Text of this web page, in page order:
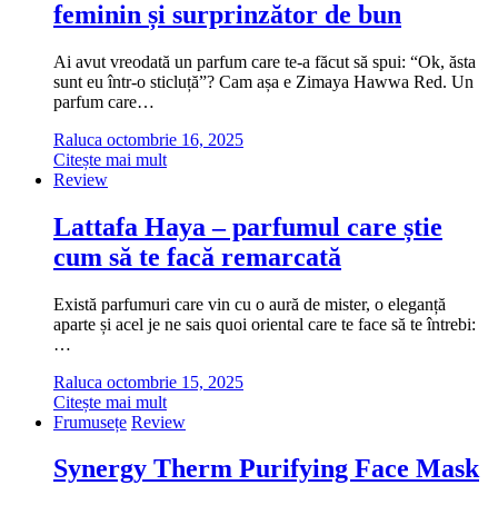
feminin și surprinzător de bun
Ai avut vreodată un parfum care te-a făcut să spui: “Ok, ăsta
sunt eu într-o sticluță”? Cam așa e Zimaya Hawwa Red. Un
parfum care…
Raluca octombrie 16, 2025
Citește mai mult
Review
Lattafa Haya – parfumul care știe
cum să te facă remarcată
Există parfumuri care vin cu o aură de mister, o eleganță
aparte și acel je ne sais quoi oriental care te face să te întrebi:
…
Raluca octombrie 15, 2025
Citește mai mult
Frumusețe Review
Synergy Therm Purifying Face Mask